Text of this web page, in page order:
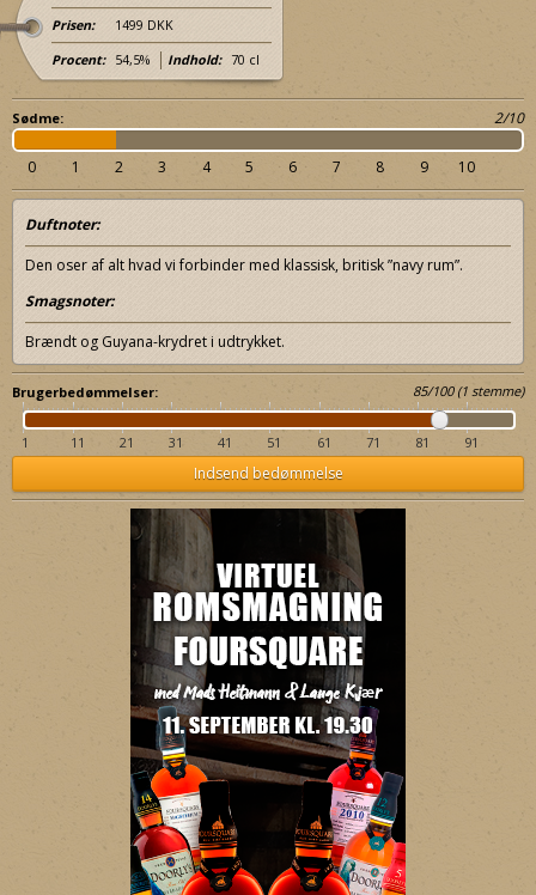
Prisen: 1499 DKK
Procent: 54,5% Indhold: 70 cl
Sødme: 2/10
0 1 2 3 4 5 6 7 8 9 10
Duftnoter:
Den oser af alt hvad vi forbinder med klassisk, britisk ”navy rum”.
Smagsnoter:
Brændt og Guyana-krydret i udtrykket.
Brugerbedømmelser: 85/100(1 stemme)
1 11 21 31 41 51 61 71 81 91
Indsend bedømmelse